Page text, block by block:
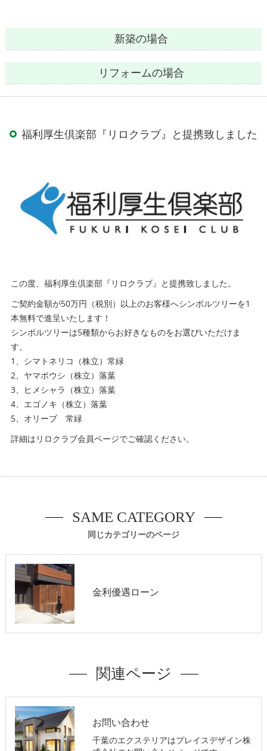
新築の場合
リフォームの場合
福利厚生倶楽部『リロクラブ』と提携致しました
この度、福利厚生倶楽部『リロクラブ』と提携致しました。
ご契約金額が50万円（税別）以上のお客様へシンボルツリーを1
本無料で進呈いたします！
シンボルツリーは5種類からお好きなものをお選びいただけま
す。
1、シマトネリコ（株立）常緑
2、ヤマボウシ（株立）落葉
3、ヒメシャラ（株立）落葉
4、エゴノキ（株立）落葉
5、オリーブ 常緑
詳細はリロクラブ会員ページでご確認ください。
同じカテゴリーのページ
SAME CATEGORY
金利優遇ローン
関連ページ
お問い合わせ
千葉のエクステリアはプレイスデザイン株